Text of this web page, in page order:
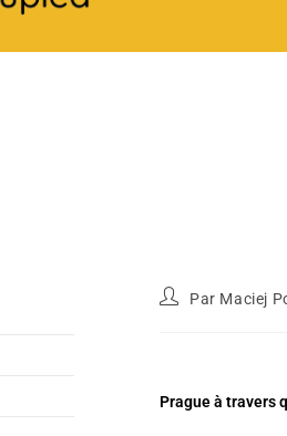
Par Maciej
Prague à travers